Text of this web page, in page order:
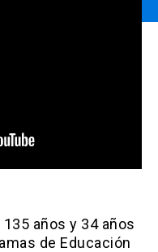
años y 34 años
de Educación